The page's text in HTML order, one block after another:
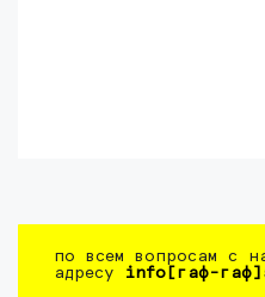
по всем вопросам с
адресу info[гаф-